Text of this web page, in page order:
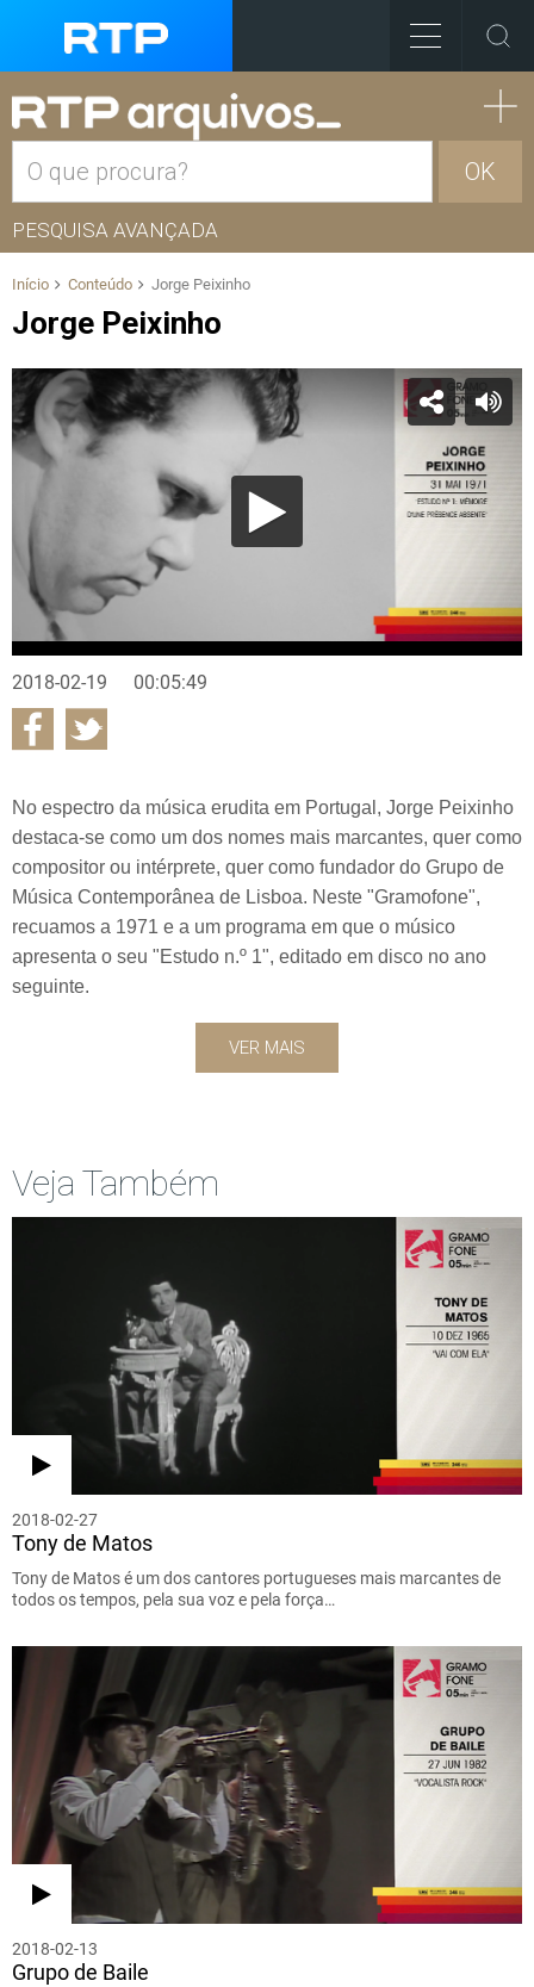
OK
PESQUISA AVANÇADA
Início Conteúdo Jorge Peixinho
Jorge Peixinho
2018-02-19 00:05:49
No espectro da música erudita em Portugal, Jorge Peixinho
destaca-se como um dos nomes mais marcantes, quer como
compositor ou intérprete, quer como fundador do Grupo de
Música Contemporânea de Lisboa. Neste "Gramofone",
recuamos a 1971 e a um programa em que o músico
apresenta o seu "Estudo n.º 1", editado em disco no ano
seguinte.
VER MAIS
Veja Também
2018-02-27
Tony de Matos
Tony de Matos é um dos cantores portugueses mais marcantes de
todos os tempos, pela sua voz e pela força…
2018-02-13
Grupo de Baile